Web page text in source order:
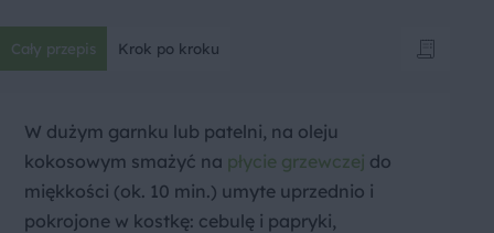
Cały przepis Krok po kroku
W dużym garnku lub patelni, na oleju
kokosowym smażyć na płycie grzewczej do
miękkości (ok. 10 min.) umyte uprzednio i
pokrojone w kostkę: cebulę i papryki,